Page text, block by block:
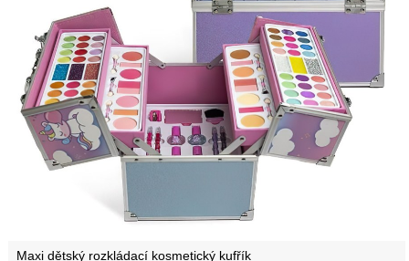
Maxi dětský rozkládací kosmetický kufřík